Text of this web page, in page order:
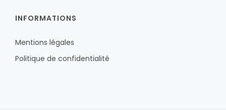
INFORMATIONS
Mentions légales
Politique de confidentialité